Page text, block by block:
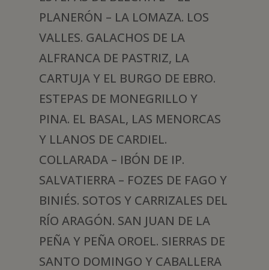
PLANERÓN – LA LOMAZA. LOS
VALLES. GALACHOS DE LA
ALFRANCA DE PASTRIZ, LA
CARTUJA Y EL BURGO DE EBRO.
ESTEPAS DE MONEGRILLO Y
PINA. EL BASAL, LAS MENORCAS
Y LLANOS DE CARDIEL.
COLLARADA – IBÓN DE IP.
SALVATIERRA – FOZES DE FAGO Y
BINIÉS. SOTOS Y CARRIZALES DEL
RÍO ARAGÓN. SAN JUAN DE LA
PEÑA Y PEÑA OROEL. SIERRAS DE
SANTO DOMINGO Y CABALLERA